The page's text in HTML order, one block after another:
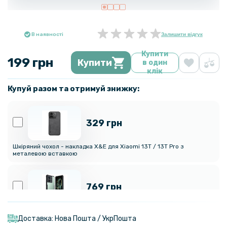
В наявності Залишити відгук
199 грн Купити
Купити
в один
клік
Купуй разом та отримуй знижку:
329 грн
Шкіряний чохол - накладка X&E для Xiaomi 13T / 13T Pro з
металевою вставкою
769 грн
Доставка: Нова Пошта / УкрПошта